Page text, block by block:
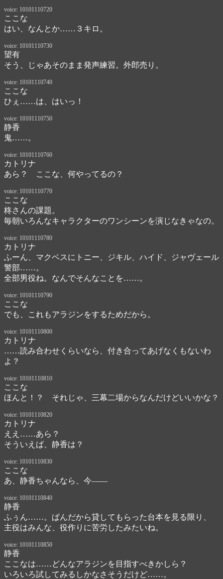
voice: 10101110720
ここな
はい、なんとか……３キロ。
voice: 10101110730
望有
そう、じゃあそのまま発声練習。外郎売り。
voice: 10101110740
ここな
ひぇ……は、はいっ！
voice: 10101110750
静香
鬼……。
voice: 10101110760
カトリナ
あら？　ここな、何やってるの？
voice: 10101110770
ここな
柊さんの課題。
毎朝いろんなキャラクターのワンシーンを演じなきゃなの。
voice: 10101110780
カトリナ
ふーん、マクベスにトニー、ジキル、ハイド、ジャヴェール
警部……。
全部男役ね。なんでそんなことを……。
voice: 10101110790
ここな
でも、これもアラジンをするためだから。
voice: 10101110800
カトリナ
……読み合わせくらいなら、付き合ってあげなくもないわ
よ？
voice: 10101110810
ここな
ほんと！？　それじゃ、三幕二場からなんだけどいいかな？
voice: 10101110820
カトリナ
ええ……あら？
そういえば、静香は？
voice: 10101110830
ここな
あ、静香ちゃんなら、今――
voice: 10101110840
静香
ふぅん……。ぱんだから貸してもらった台本を見る限り、
主役はみんな、役作りに苦労したみたいね。
voice: 10101110850
静香
ここなは……どんなアラジンを目指すべきかしら？
いろいろ試してみるしかなさそうだけど……。